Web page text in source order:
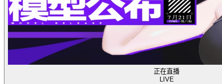
正在直播
LIVE